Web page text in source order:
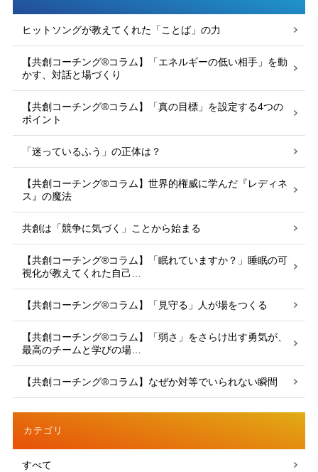
ヒットソングが教えてくれた「ことば」の力
【共創コーチング®︎コラム】「エネルギーの低い相手」を動
かす、対話と場づくり
【共創コーチング®︎コラム】「真の目標」を設定する4つの
ポイント
「迷っているふう」の正体は？
【共創コーチング®︎コラム】世界的権威に学んだ『レディネ
ス』の魔法
共創は「競争に気づく」ことから始まる
【共創コーチング®︎コラム】「眠れていますか？」睡眠の可
視化が教えてくれた自己…
【共創コーチング®︎コラム】「見守る」人が場をつくる
【共創コーチング®︎コラム】「弱さ」をさらけ出す勇気が、
最高のチームと学びの場…
【共創コーチング®︎コラム】なぜか対等でいられない瞬間
カテゴリ
すべて